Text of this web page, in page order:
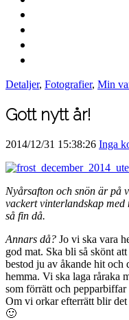
Detaljer, Fotografier, Min
Gott nytt år!
2014/12/31 15:38:26 Inga
Nyårsafton och snön är på
vackert vinterlandskap
så fin då.
Annars då? Jo vi ska vara
god mat. Ska bli så skönt
bestod ju av åkande hit och
hemma. Vi ska laga råraka
som förrätt och
Om vi orkar efterrätt blir det
🙂